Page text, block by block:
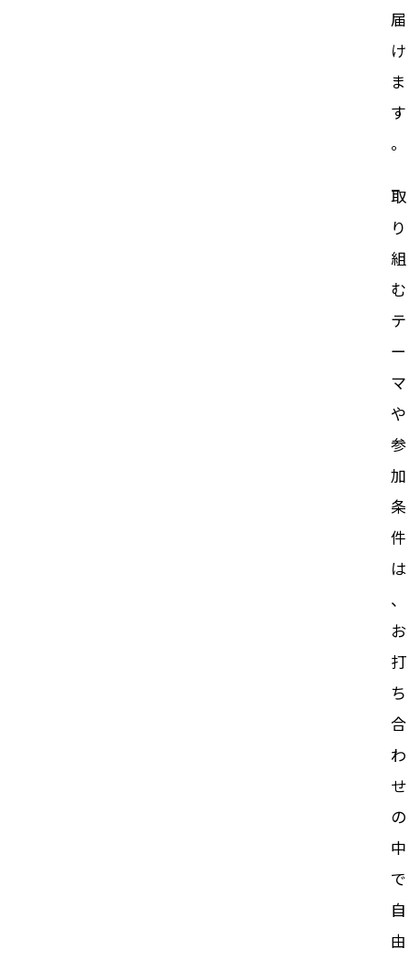
届
け
ま
す
。
取
り
組
む
テ
ー
マ
や
参
加
条
件
は
、
お
打
ち
合
わ
せ
の
中
で
自
由